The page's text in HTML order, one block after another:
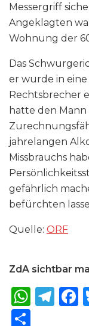
Messergriff
Angeklagten
Wohnung der
Das
er wurde in
Rechtsbrecher
hatte den
jahrelangen
Missbrauchs
gefährlich
befürchten
Quelle: ORF
ZdA sichtbar
W T